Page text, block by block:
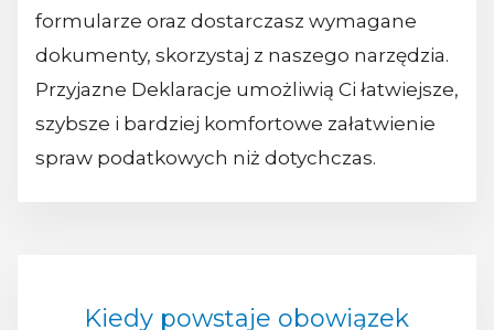
formularze oraz dostarczasz wymagane
dokumenty, skorzystaj z naszego narzędzia.
Przyjazne Deklaracje umożliwią Ci łatwiejsze,
szybsze i bardziej komfortowe załatwienie
spraw podatkowych niż dotychczas.
Kiedy powstaje obowiązek